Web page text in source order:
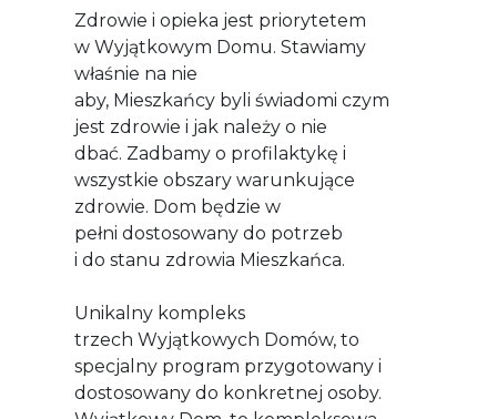
Zdrowie i opieka jest priorytetem
w Wyjątkowym Domu. Stawiamy
właśnie na nie
aby, Mieszkańcy byli świadomi czym
jest zdrowie i jak należy o nie
dbać. Zadbamy o profilaktykę i
wszystkie obszary warunkujące
zdrowie. Dom będzie w
pełni dostosowany do potrzeb
i do stanu zdrowia Mieszkańca.
Unikalny kompleks
trzech Wyjątkowych Domów, to
specjalny program przygotowany i
dostosowany do konkretnej osoby.